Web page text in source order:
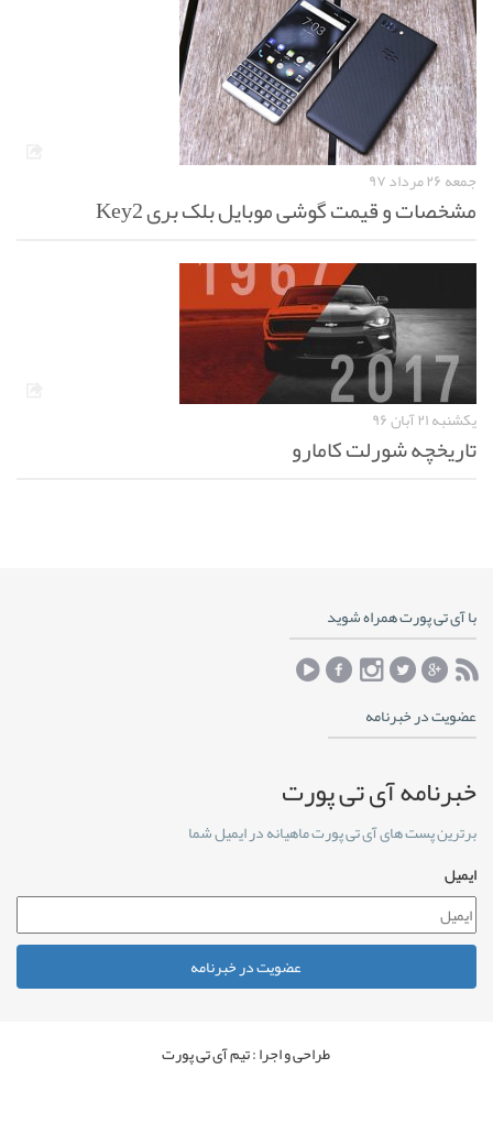
جمعه ۲۶ مرداد ۹۷
مشخصات و قیمت گوشی موبایل بلک بری Key2
یکشنبه ۲۱ آبان ۹۶
تاریخچه شورلت کامارو
با آی تی پورت همراه شوید
عضویت در خبرنامه
خبرنامه آی تی پورت
برترین پست های آی تی پورت ماهیانه در ایمیل شما
ایمیل
عضویت در خبرنامه
طراحی و اجرا : تیم آی تی پورت